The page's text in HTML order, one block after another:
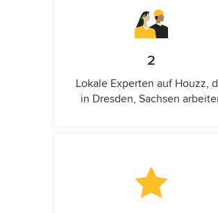
2
Lokale Experten auf Houzz,
in Dresden, Sachsen